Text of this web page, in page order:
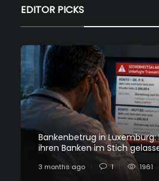
EDITOR PICKS
Bankenbetrug in
ihren Banken im Stich
3 months ago 1 1961